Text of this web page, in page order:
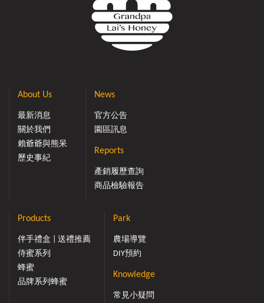
About Us
最新消息
關於我們
賴爺爺與熊呆
歷史事紀
News
官方公告
園區訊息
Reports
產銷履歷查詢
商品檢驗報告
Products
伴手禮盒 | 送禮推薦
侍蜜系列
蜂蜜
品牌系列蜂蜜
Park
農場導覽
DIY預約
Knowledge
常見小疑問